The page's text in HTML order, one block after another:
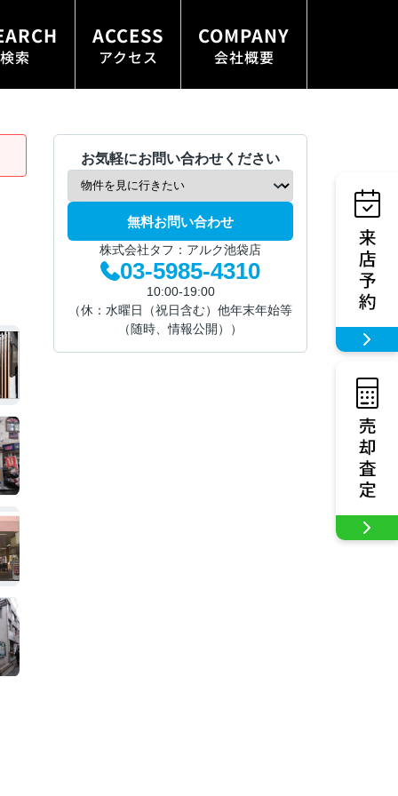
索
ACCESS
アクセス
COMPANY
会社概要
お気軽にお問い合わせください
無料お問い合わせ
株式会社タフ：アルク池袋店
03-5985-4310
10:00-19:00
（休：水曜日（祝日含む）他年末年始等
（随時、情報公開））